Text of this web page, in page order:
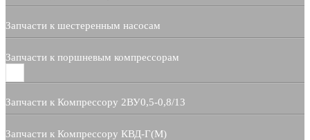
Запчасти к шестеренным насосам
Запчасти к поршневым компрессорам
Запчасти к Компрессору 2ВУ0,5-0,8/13
Запчасти к Компрессору КВД-Г(М)